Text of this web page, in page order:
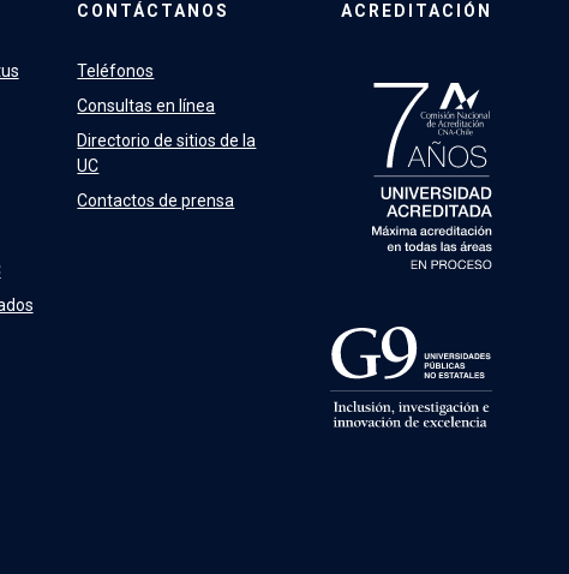
CONTÁCTANOS
Teléfonos
Consultas en línea
Directorio de sitios de la
UC
Contactos de prensa
ACREDITACIÓN